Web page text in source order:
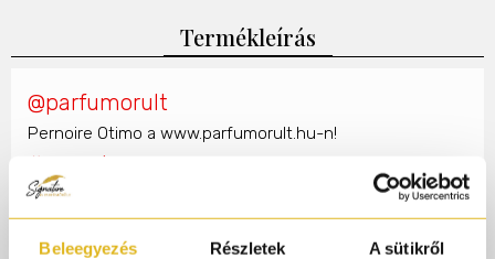
Beleegyezés Részletek A sütikről
Termékleírás
@parfumorult
Pernoire Otimo a www.parfumorult.hu-n!
#pernoire
#luxusparfum
#niche